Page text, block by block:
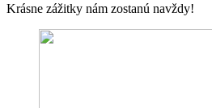
Krásne zážitky nám zostanú navždy!